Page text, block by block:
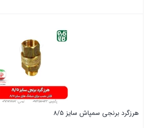
هرزگرد برنجی سمپاش سایز 8/5